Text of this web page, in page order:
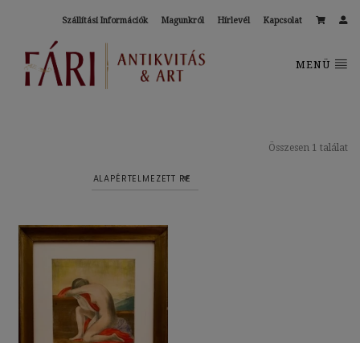
Szállítási Információk Magunkról Hírlevél Kapcsolat
MENÜ
Összesen 1 találat